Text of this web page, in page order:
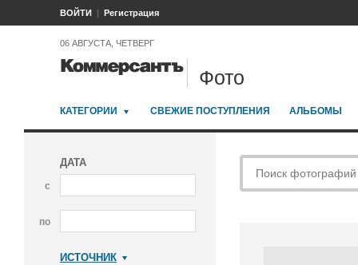
ВОЙТИ Регистрация
06 АВГУСТА, ЧЕТВЕРГ
Фото
КАТЕГОРИИ СВЕЖИЕ ПОСТУПЛЕНИЯ АЛЬБОМЫ
ДАТА
с
по
ИСТОЧНИК